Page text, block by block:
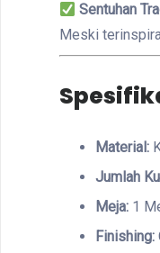
Sentuhan
Meski
Material:
Jumlah
Meja: 1
Finishing: